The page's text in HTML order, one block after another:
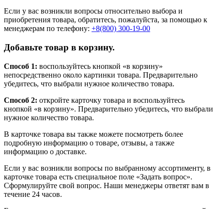
Если у вас возникли вопросы относительно выбора и
приобретения товара, обратитесь, пожалуйста, за помощью к
менеджерам по телефону: +8(800) 300-19-00
Добавьте товар в корзину.
Способ 1: воспользуйтесь кнопкой «в корзину»
непосредственно около картинки товара. Предварительно
убедитесь, что выбрали нужное количество товара.
Способ 2: откройте карточку товара и воспользуйтесь
кнопкой «в корзину». Предварительно убедитесь, что выбрали
нужное количество товара.
В карточке товара вы также можете посмотреть более
подробную информацию о товаре, отзывы, а также
информацию о доставке.
Если у вас возникли вопросы по выбранному ассортименту, в
карточке товара есть специальное поле «Задать вопрос».
Сформулируйте свой вопрос. Наши менеджеры ответят вам в
течение 24 часов.